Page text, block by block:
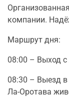
компании.
Маршрут дня:
08:00 – Выход
08:30 – Выезд в
Ла-Оротава